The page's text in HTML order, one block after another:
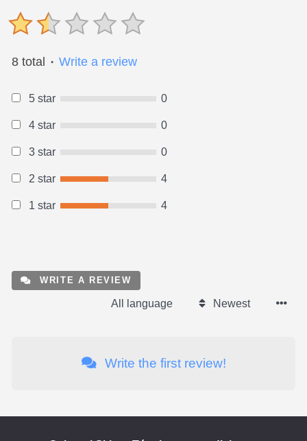
8 total ● Write a review
5 star 0
4 star 0
3 star 0
2 star 4
1 star 4
WRITE A REVIEW
All language Newest
Write the first review!